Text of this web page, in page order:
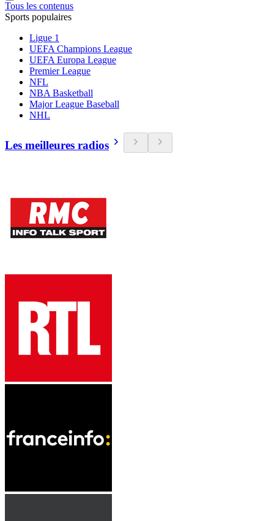
Tous les contenus
Sports populaires
Ligue 1
UEFA Champions League
UEFA Europa League
Premier League
NFL
NBA Basketball
Major League Baseball
NHL
Les meilleures radios